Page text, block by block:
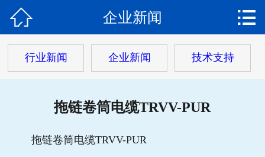
关于我们
产品中心
热门电缆
 企业新闻 
行业新闻 企业新闻 技术支持
拖链卷筒电缆TRVV-PUR
拖链卷筒电缆TRVV-PUR